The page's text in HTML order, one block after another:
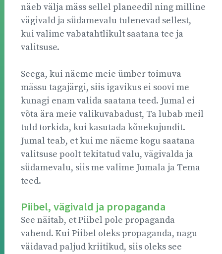
näeb välja mäss sellel planeedil ning milline
vägivald ja südamevalu tulenevad sellest,
kui valime vabatahtlikult saatana tee ja
valitsuse.
Seega, kui näeme meie ümber toimuva
mässu tagajärgi, siis igavikus ei soovi me
kunagi enam valida saatana teed. Jumal ei
võta ära meie valikuvabadust, Ta lubab meil
tuld torkida, kui kasutada kõnekujundit.
Jumal teab, et kui me näeme kogu saatana
valitsuse poolt tekitatud valu, vägivalda ja
südamevalu, siis me valime Jumala ja Tema
teed.
Piibel, vägivald ja propaganda
See näitab, et Piibel pole propaganda
vahend. Kui Piibel oleks propaganda, nagu
väidavad paljud kriitikud, siis oleks see